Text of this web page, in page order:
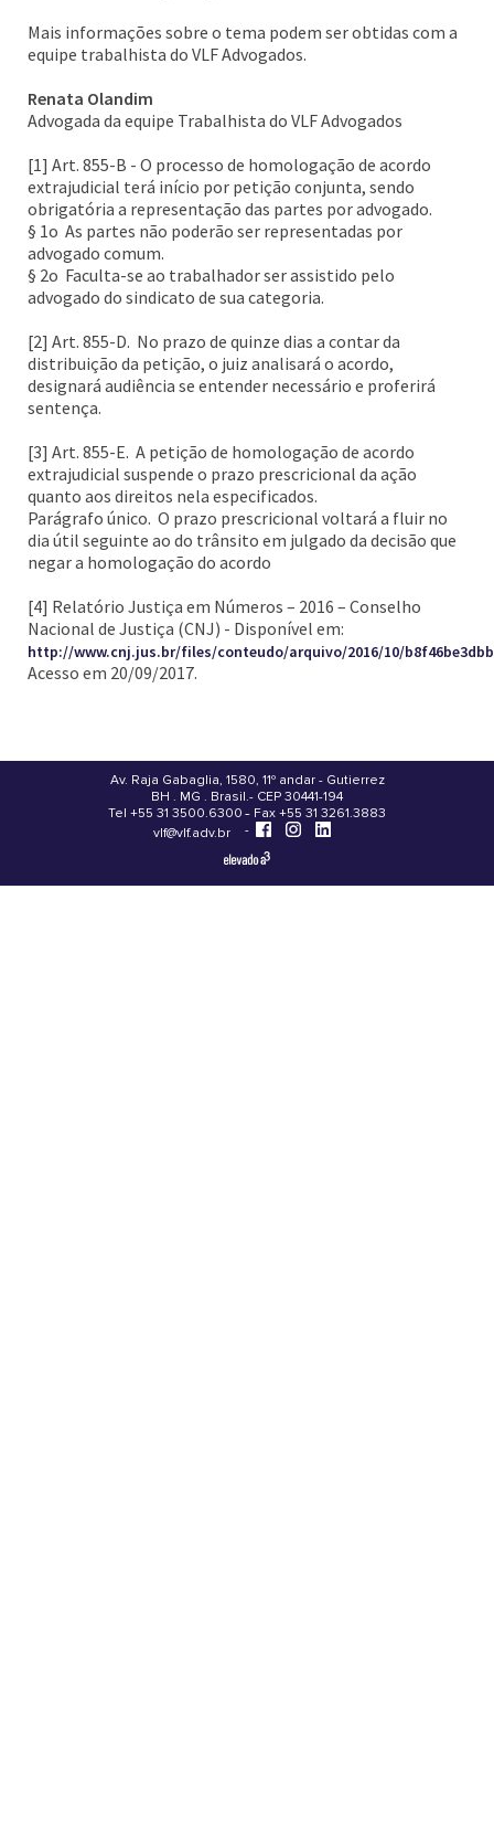
Mais informações sobre o tema podem ser obtidas com a
equipe trabalhista do VLF Advogados.
Renata Olandim
Advogada da equipe Trabalhista do VLF Advogados
[1] Art. 855-B - O processo de homologação de acordo
extrajudicial terá início por petição conjunta, sendo
obrigatória a representação das partes por advogado.
§ 1o As partes não poderão ser representadas por
advogado comum.
§ 2o Faculta-se ao trabalhador ser assistido pelo
advogado do sindicato de sua categoria.
[2] Art. 855-D. No prazo de quinze dias a contar da
distribuição da petição, o juiz analisará o acordo,
designará audiência se entender necessário e proferirá
sentença.
[3] Art. 855-E. A petição de homologação de acordo
extrajudicial suspende o prazo prescricional da ação
quanto aos direitos nela especificados.
Parágrafo único. O prazo prescricional voltará a fluir no
dia útil seguinte ao do trânsito em julgado da decisão que
negar a homologação do acordo
[4] Relatório Justiça em Números – 2016 – Conselho
Nacional de Justiça (CNJ) - Disponível em:
http://www.cnj.jus.br/files/conteudo/arquivo/2016/10/
Acesso em 20/09/2017.
Av. Raja Gabaglia, 1580, 11º andar - Gutierrez
.
BH . MG . Brasil - CEP 30441-194
-
Tel +55 31 3500.6300 - Fax +55 31 3261.3883
-
vlf@vlf.adv.br